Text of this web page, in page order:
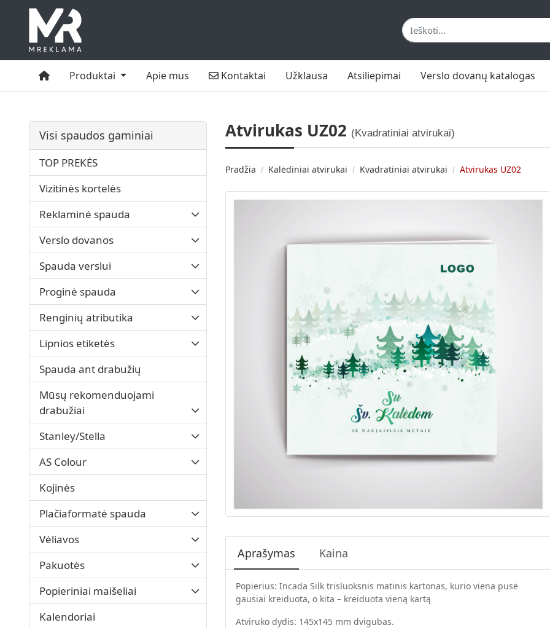
NamaiProduktai Apie mus Kontaktai
Kontaktai Užklausa Atsiliepimai Verslo dovanų katalogas
Visi spaudos gaminiai
TOP PREKĖS
Vizitinės kortelės
Reklaminė spauda
Verslo dovanos
Spauda verslui
Proginė spauda
Renginių atributika
Lipnios etiketės
Spauda ant drabužių
Mūsų rekomenduojami
drabužiai
Stanley/Stella
AS Colour
Kojinės
Plačiaformatė spauda
Vėliavos
Pakuotės
Popieriniai maišeliai
Kalendoriai
Atvirukas UZ02 (Kvadratiniai atvirukai)
Pradžia Kalėdiniai atvirukai Kvadratiniai atvirukai Atvirukas UZ02
Aprašymas Kaina
Popierius: Incada Silk trisluoksnis matinis kartonas, kurio viena pusė
gausiai kreiduota, o kita – kreiduota vieną kartą
Atviruko dydis: 145x145 mm dvigubas.